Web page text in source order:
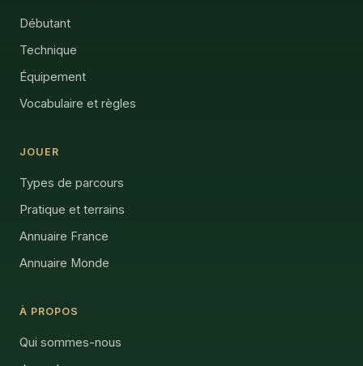
Débutant
Technique
Équipement
Vocabulaire et règles
JOUER
Types de parcours
Pratique et terrains
Annuaire France
Annuaire Monde
À PROPOS
Qui sommes-nous